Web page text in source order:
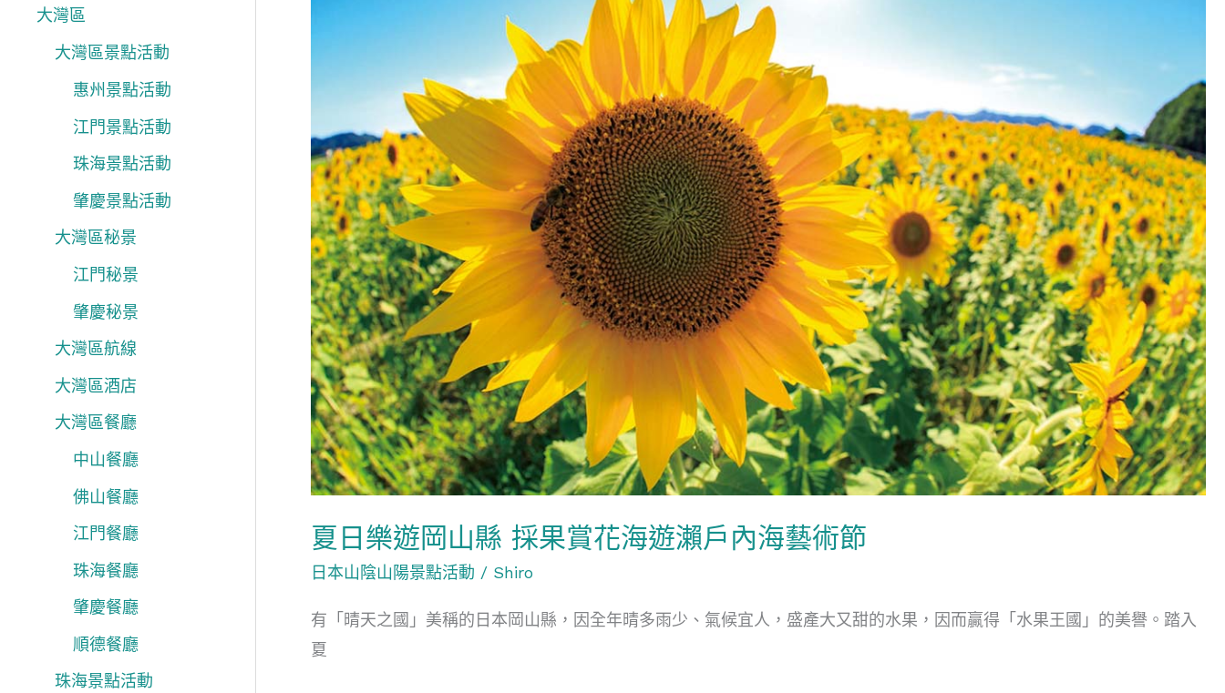
大灣區
大灣區景點活動
惠州景點活動
江門景點活動
珠海景點活動
肇慶景點活動
大灣區秘景
江門秘景
肇慶秘景
大灣區航線
大灣區酒店
大灣區餐廳
中山餐廳
佛山餐廳
江門餐廳
珠海餐廳
肇慶餐廳
順德餐廳
珠海景點活動
夏日樂遊岡山縣 採果賞花海遊瀨戶內海藝術節
日本山陰山陽景點活動 / Shiro
有「晴天之國」美稱的日本岡山縣，因全年晴多雨少、氣候宜人，盛產大又甜的水果，因而贏得「水果王國」的美譽。踏入
夏
果
賞
花
海
遊
瀨
戶
內
海
藝
術
節